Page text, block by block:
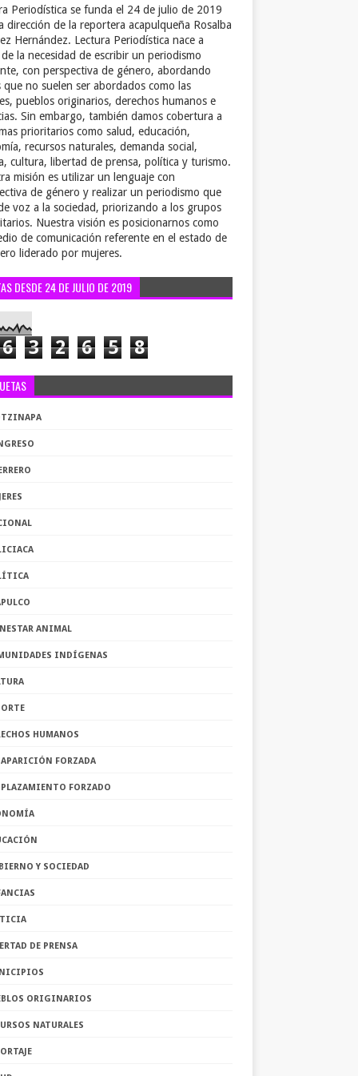
Periodística se funda el 24 de julio de 2019
dirección de la reportera acapulqueña Rosalba
Hernández. Lectura Periodística nace a
la necesidad de escribir un periodismo
con perspectiva de género, abordando
que no suelen ser abordados como las
pueblos originarios, derechos humanos e
Sin embargo, también damos cobertura a
prioritarios como salud, educación,
recursos naturales, demanda social,
cultura, libertad de prensa, política y turismo.
misión es utilizar un lenguaje con
de género y realizar un periodismo que
voz a la sociedad, priorizando a los grupos
Nuestra visión es posicionarnos como
de comunicación referente en el estado de
liderado por mujeres.
DESDE 24 DE JULIO DE 2019
6 3 2 6 5 8
ANIMAL
INDÍGENAS
HUMANOS
FORZADA
FORZADO
Y SOCIEDAD
DE PRENSA
ORIGINARIOS
NATURALES